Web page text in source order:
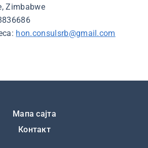
Zimbabwe
hon.consulsrb@gmail.com
Мапа сајта
Контакт